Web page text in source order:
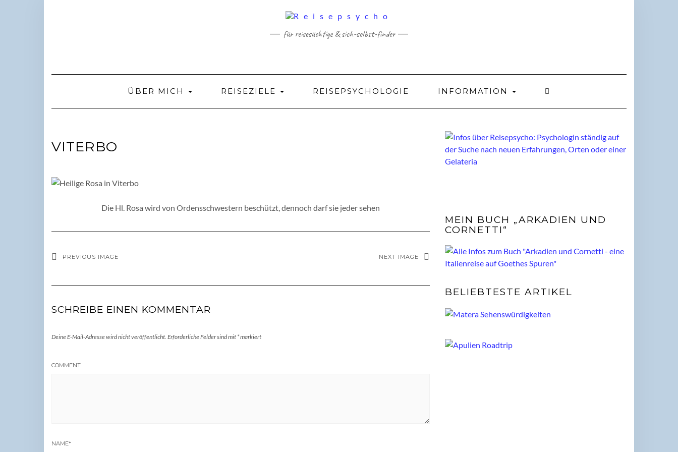
für reisesüchtige & sich-selbst-finder
ÜBER MICH REISEZIELE REISEPSYCHOLOGIE INFORMATION
VITERBO
Die Hl. Rosa wird von Ordensschwestern beschützt, dennoch darf sie jeder sehen
PREVIOUS IMAGE NEXT IMAGE
SCHREIBE EINEN KOMMENTAR
Deine E-Mail-Adresse wird nicht veröffentlicht. Erforderliche Felder sind mit *markiert
COMMENT
NAME*
MEIN BUCH „ARKADIEN UND
CORNETTI“
BELIEBTESTE ARTIKEL